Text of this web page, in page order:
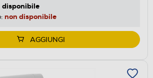
disponibile
non disponibile
AGGIUNGI